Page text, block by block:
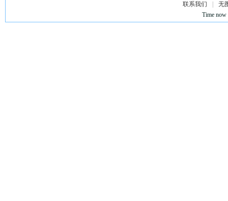
联系我们
无
Time now